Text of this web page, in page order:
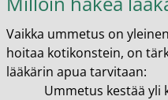
Vaikka ummetus on
hoitaa kotikonstein, on
lääkärin apua tarvitaan:
Ummetus kestää yli